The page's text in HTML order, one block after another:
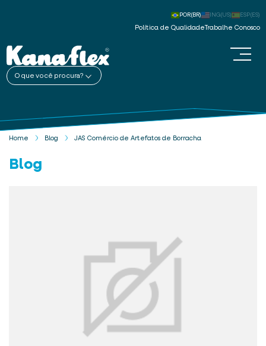
Política de Qualidade Trabalhe Conosco
POR(BR) ING(US) ESP(ES)
O que você procura?
Home Blog JAS Comércio de Artefatos de Borracha
Blog